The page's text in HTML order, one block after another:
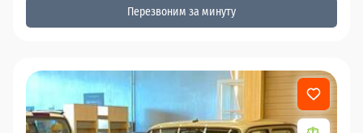
Перезвоним за минуту